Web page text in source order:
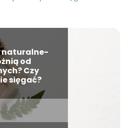
naturalne-
od
Czy
sięgać?